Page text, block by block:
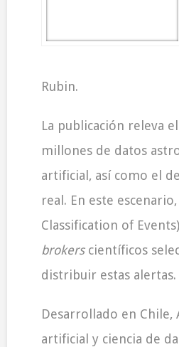
Rubin.
La publicación releva
millones de datos
artificial, así como el
real. En este
Classification of
brokerscientíficos
distribuir estas alertas.
Desarrollado en Chile,
artificial y ciencia de